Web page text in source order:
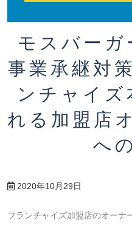
モスバーガ
事業承継対
ンチャイズ
れる加盟店
へ
2020年10月29日
フランチャイズ加盟店のオーナ